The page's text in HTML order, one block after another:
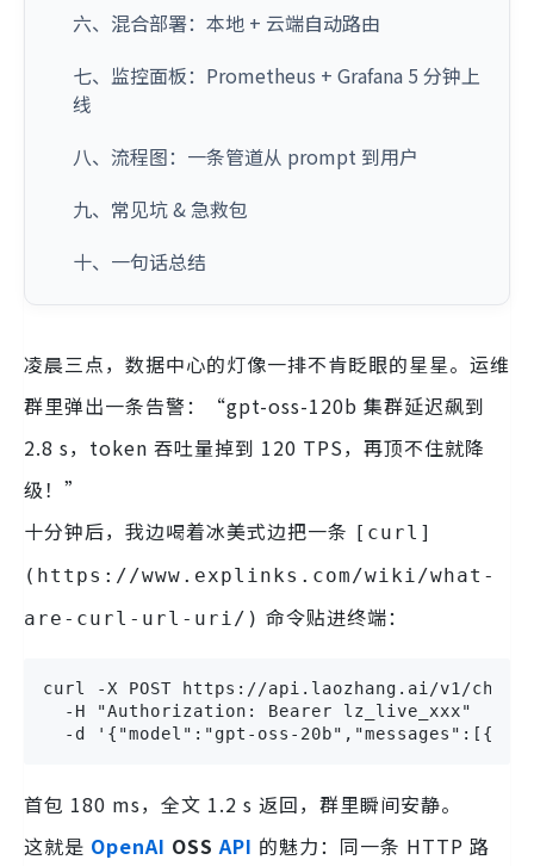
六、混合部署：本地 + 云端自动路由
七、监控面板：Prometheus + Grafana 5 分钟上
线
八、流程图：一条管道从 prompt 到用户
九、常见坑 & 急救包
十、一句话总结
凌晨三点，数据中心的灯像一排不肯眨眼的星星。运维
群里弹出一条告警：“gpt-oss-120b 集群延迟飙到
2.8 s，token 吞吐量掉到 120 TPS，再顶不住就降
级！”
十分钟后，我边喝着冰美式边把一条 [curl]
(https://www.explinks.com/wiki/what-
are-curl-url-uri/) 命令贴进终端：
curl -X POST https://api.laozhang.ai/v1/chat/
  -H "Authorization: Bearer lz_live_xxx"
-d '{"model":"gpt-oss-
首包 180 ms，全文 1.2 s 返回，群里瞬间安静。
这就是 OpenAI OSSAPI 的魅力：同一条 HTTP 路